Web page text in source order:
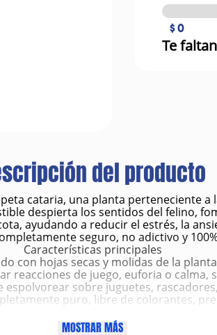
$ 0
Te faltan
del producto
cataria, una planta perteneciente
despierta los sentidos del felino,
ayudando a reducir el estrés, la
seguro, no adictivo y
Características principales
con hojas secas y molidas de la
reacciones de juego, euforia o calma,
espolvorear sobre juguetes,
puro, libre de colorantes,
edades: seguro para gatitos, adultos y
MOSTRAR MÁS